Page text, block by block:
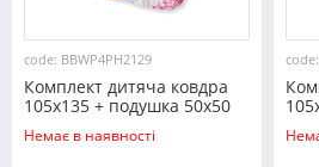
code: BBWP4PH2129
Комплект дитяча ковдра
105x135 + подушка 50x50
№2129
Немає в наявності